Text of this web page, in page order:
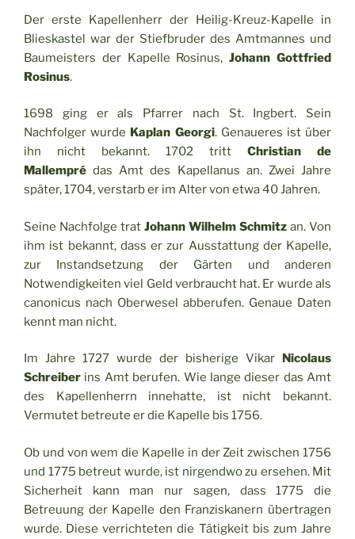
Der erste Kapellenherr der Heilig-Kreuz-Kapelle in
Blieskastel war der Stiefbruder des Amtmannes und
Baumeisters der Kapelle Rosinus,Johann Gottfried
Rosinus.
1698 ging er als Pfarrer nach St. Ingbert. Sein
Nachfolger wurde Kaplan Georgi. Genaueres ist über
ihn nicht bekannt. 1702 tritt Christian de
Mallempré das Amt des Kapellanus an. Zwei Jahre
später, 1704, verstarb er im Alter von etwa 40 Jahren.
Seine Nachfolge trat Johann Wilhelm Schmitz an. Von
ihm ist bekannt, dass er zur Ausstattung der Kapelle,
zur Instandsetzung der Gärten und anderen
Notwendigkeiten viel Geld verbraucht hat. Er wurde als
canonicus nach Oberwesel abberufen. Genaue Daten
kennt man nicht.
Im Jahre 1727 wurde der bisherige Vikar
Nicolaus
Schreiber ins Amt berufen. Wie lange dieser das Amt
des Kapellenherrn innehatte, ist nicht bekannt.
Vermutet betreute er die Kapelle bis 1756.
Ob und von wem die Kapelle in der Zeit zwischen 1756
und 1775 betreut wurde, ist nirgendwo zu ersehen. Mit
Sicherheit kann man nur sagen, dass 1775 die
Betreuung der Kapelle den Franziskanern übertragen
wurde. Diese verrichteten die Tätigkeit bis zum Jahre